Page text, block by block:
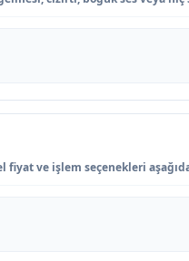
fiyat ve işlem seçenekleri